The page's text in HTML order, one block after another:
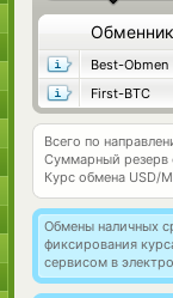
Обменник
Best-Obmen
First-BTC
Всего по
Суммарный резерв
Курс обмена USD/
Обмены наличных
фиксирования
сервисом в